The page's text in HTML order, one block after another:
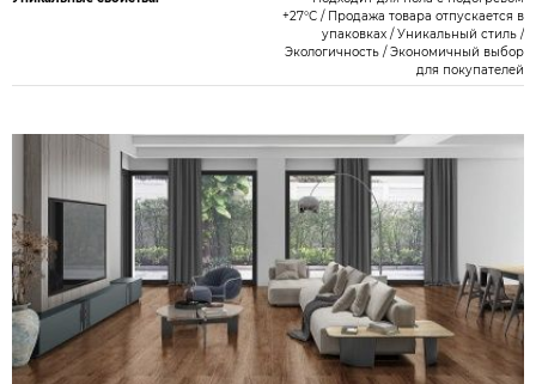
+27°С / Продажа товара отпускается в
упаковках / Уникальный стиль /
Экологичность / Экономичный выбор
для покупателей